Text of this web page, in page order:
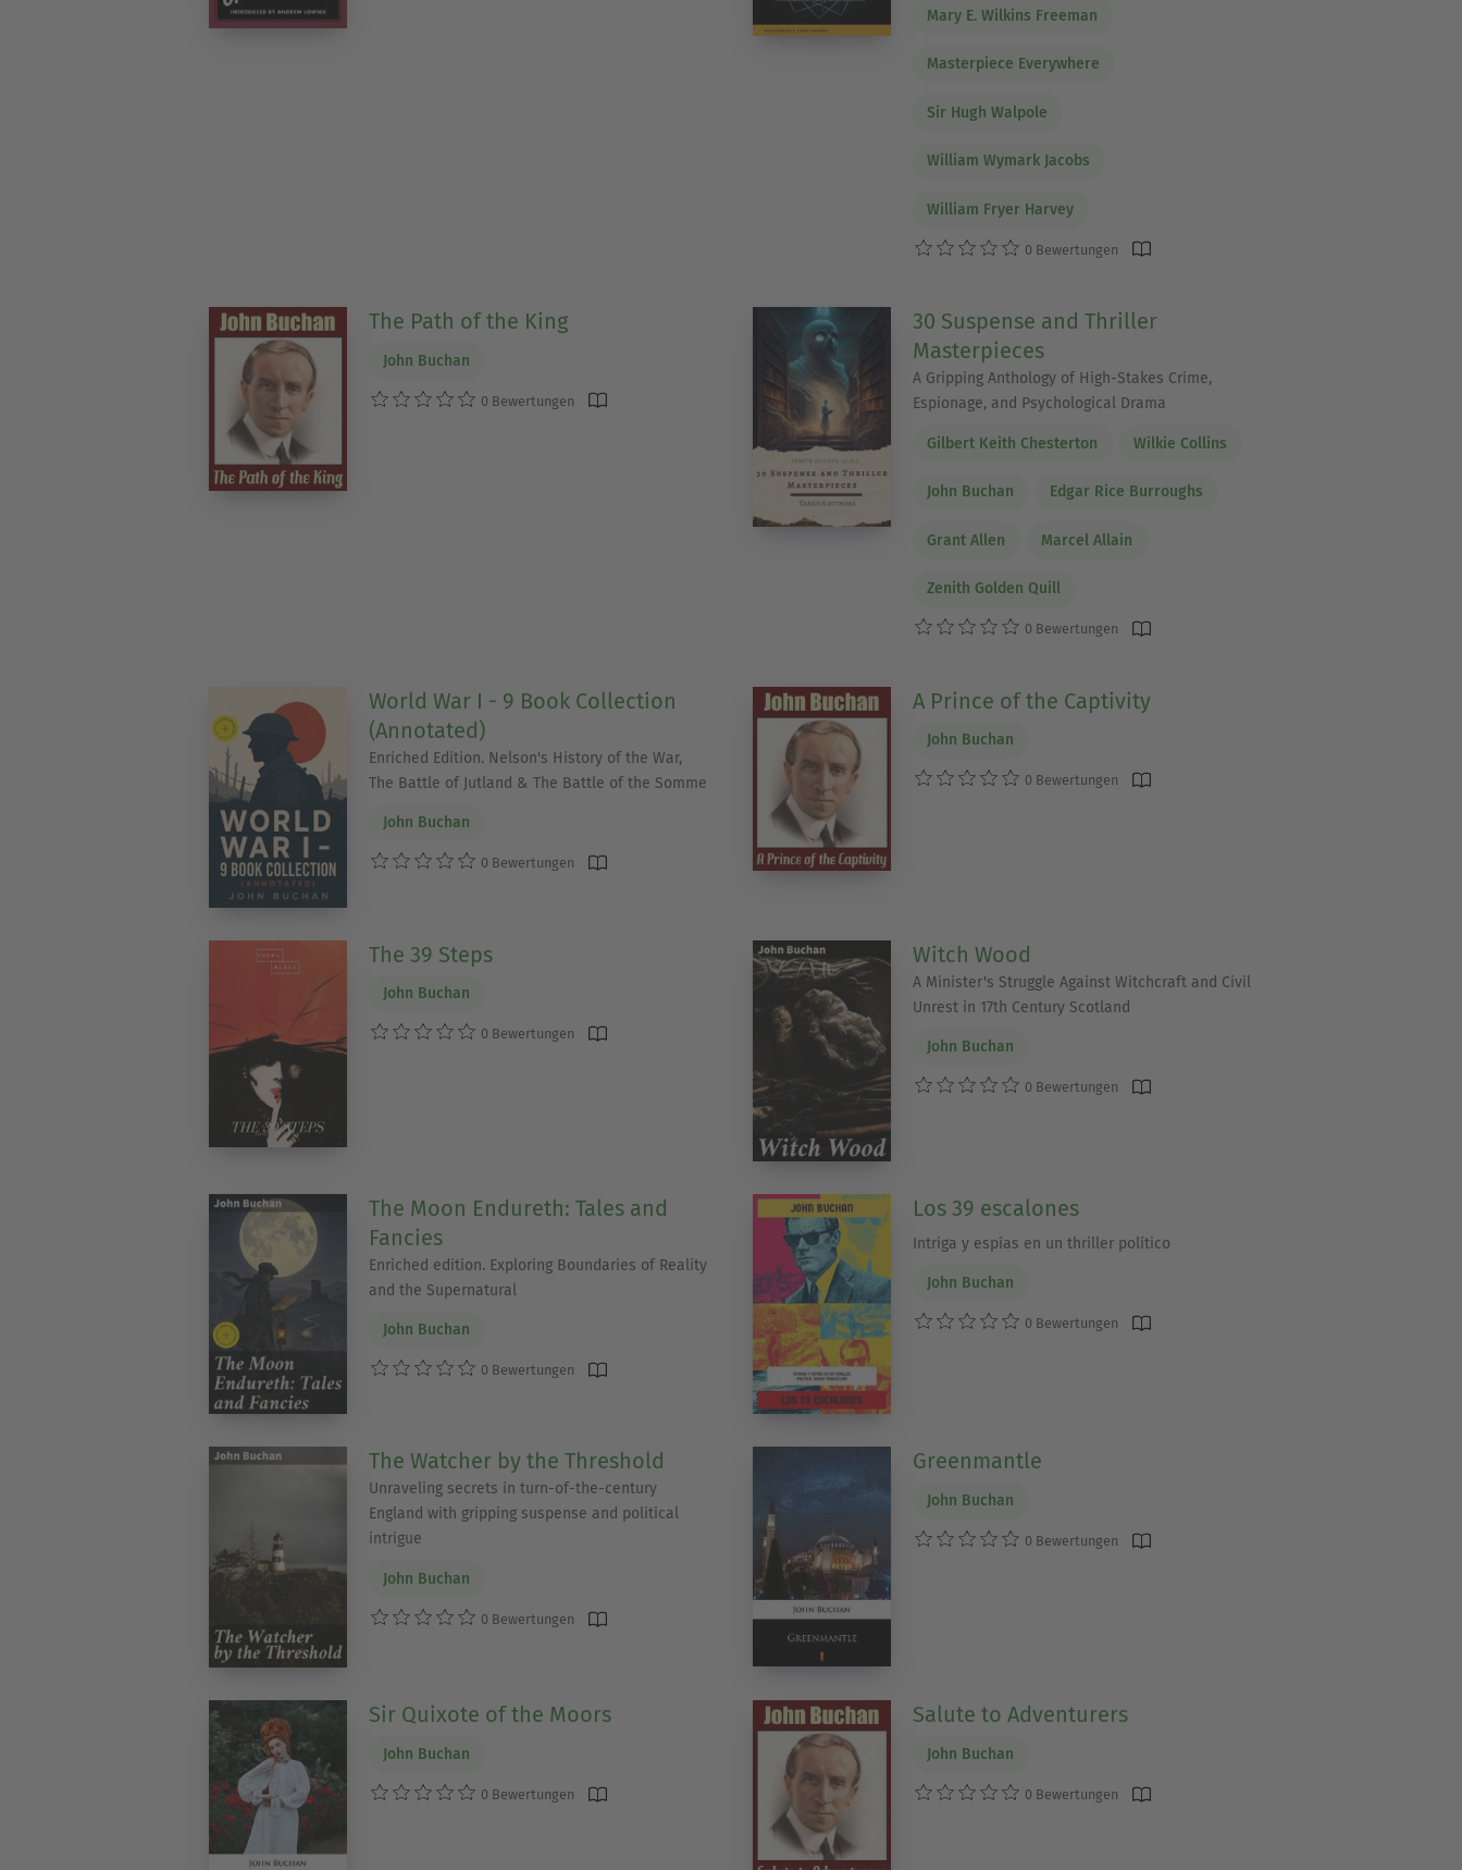
Mary E. Wilkins Freeman
Masterpiece Everywhere
Sir Hugh Walpole
William Wymark Jacobs
William Fryer Harvey
0 Bewertungen
The Path of the King
John Buchan
0 Bewertungen
30 Suspense and Thriller
Masterpieces
A Gripping Anthology of High-Stakes Crime,
Espionage, and Psychological Drama
Gilbert Keith Chesterton Wilkie Collins
John Buchan Edgar Rice Burroughs
Grant Allen Marcel Allain
Zenith Golden Quill
0 Bewertungen
World War I - 9 Book Collection
(Annotated)
Enriched Edition. Nelson's History of the War,
The Battle of Jutland & The Battle of the Somme
John Buchan
0 Bewertungen
A Prince of the Captivity
John Buchan
0 Bewertungen
The 39 Steps
John Buchan
0 Bewertungen
Witch Wood
A Minister's Struggle Against Witchcraft and Civil
Unrest in 17th Century Scotland
John Buchan
0 Bewertungen
The Moon Endureth: Tales and
Fancies
Enriched edition. Exploring Boundaries of Reality
and the Supernatural
John Buchan
0 Bewertungen
Los 39 escalones
Intriga y espías en un thriller político
John Buchan
0 Bewertungen
The Watcher by the Threshold
Unraveling secrets in turn-of-the-century
England with gripping suspense and political
intrigue
John Buchan
0 Bewertungen
Greenmantle
John Buchan
0 Bewertungen
Sir Quixote of the Moors
John Buchan
0 Bewertungen
Salute to Adventurers
John Buchan
0 Bewertungen